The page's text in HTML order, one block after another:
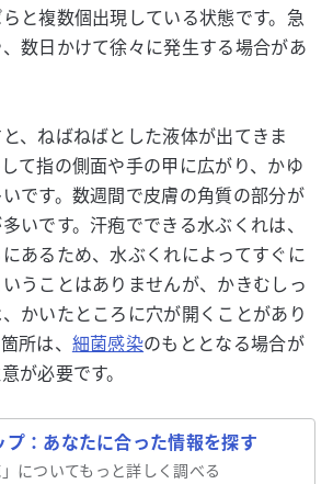
と複数個出現している状態です。急
数日かけて徐々に発生する場合があ
、ねばねばとした液体が出てきま
て指の側面や手の甲に広がり、かゆ
です。数週間で皮膚の角質の部分が
いです。汗疱でできる水ぶくれは、
あるため、水ぶくれによってすぐに
うことはありませんが、かきむしっ
かいたところに穴が開くことがあり
所は、 細菌感染のもととなる場合が
が必要です。
プ：あなたに合った情報を探す
」についてもっと詳しく調べる